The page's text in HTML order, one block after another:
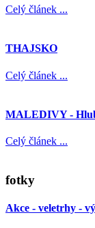
Celý článek ...
THAJSKO
Celý článek ...
MALEDIVY -
Celý článek ...
fotky
Akce - veletrhy -